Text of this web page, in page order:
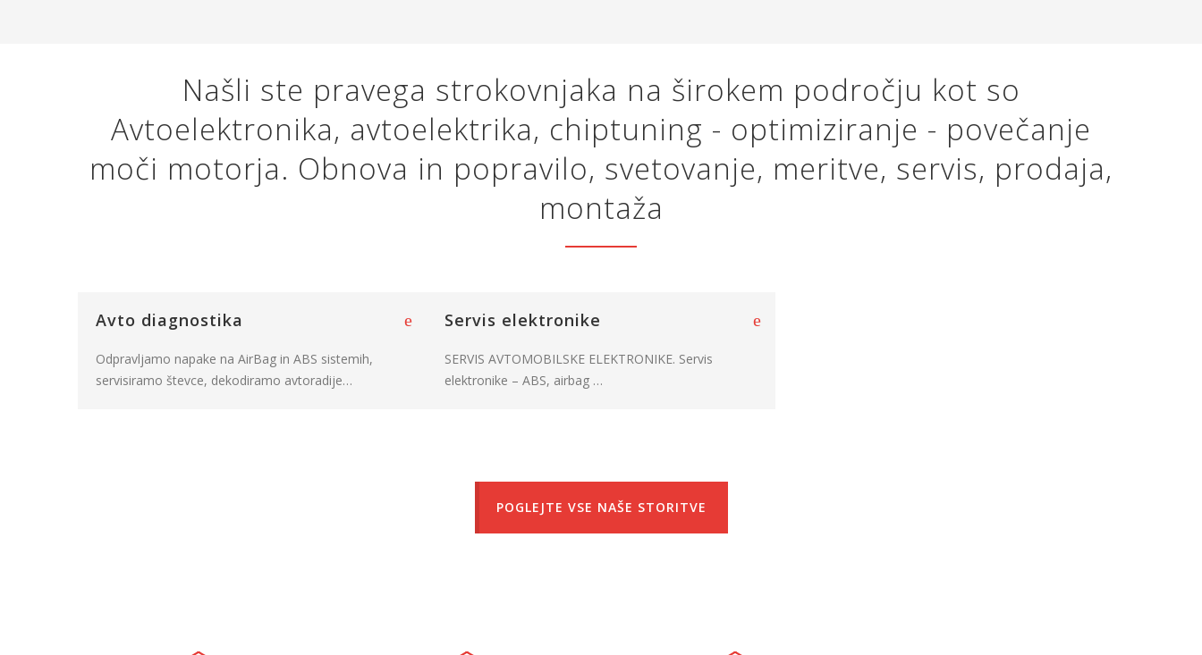
Našli ste pravega strokovnjaka na širokem področju kot so
Avtoelektronika, avtoelektrika, chiptuning - optimiziranje - povečanje
moči motorja. Obnova in popravilo, svetovanje, meritve, servis, prodaja,
montaža
Avto diagnostika
Odpravljamo napake na AirBag in ABS sistemih,
servisiramo števce, dekodiramo avtoradije…
Servis elektronike
SERVIS AVTOMOBILSKE ELEKTRONIKE. Servis
elektronike – ABS, airbag …
POGLEJTE VSE NAŠE STORITVE